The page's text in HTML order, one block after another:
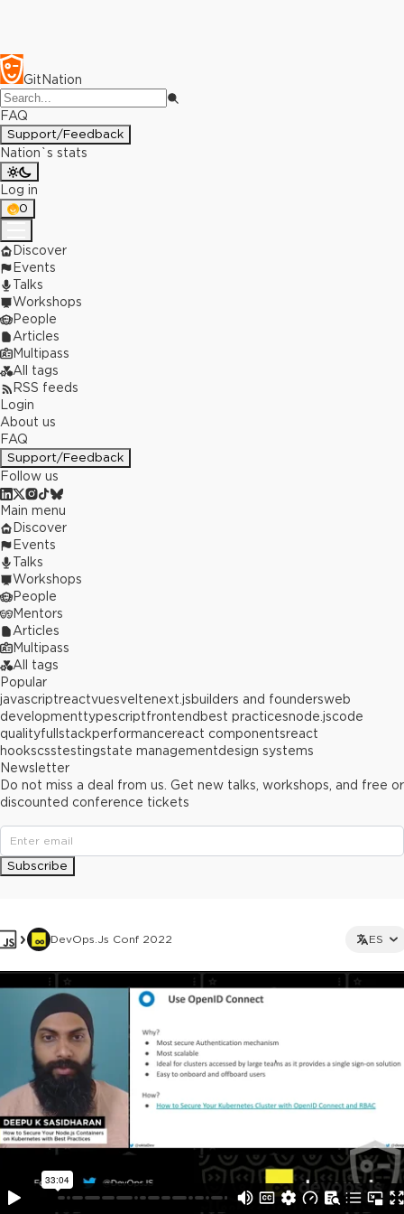
GitNation
FAQ
Support/Feedback
Nation`s stats
Log in
0
Discover
Events
Talks
Workshops
People
Articles
Multipass
All tags
RSS feeds
Login
About us
FAQ
Support/Feedback
Follow us
DevOps.js Conf 2022 ES
This ad is not shown to multipass and full ticket holders
Main menu
Discover
Events
Talks
Workshops
People
Mentors
Articles
Multipass
All tags
Popular
javascriptreactvuesveltenext.jsbuilders and foundersweb
developmenttypescriptfrontend best practicesnode.jscode
qualityfullstackperformancereact componentsreact
hookscsstestingstate managementdesign systems
Newsletter
Do not miss a deal from us. Get new talks, workshops, and free or
discounted conference tickets
Subscribe